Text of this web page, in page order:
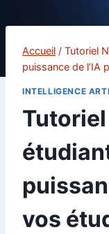
Accueil / Tutoriel
puissance de l’IA
INTELLIGENCE
vos